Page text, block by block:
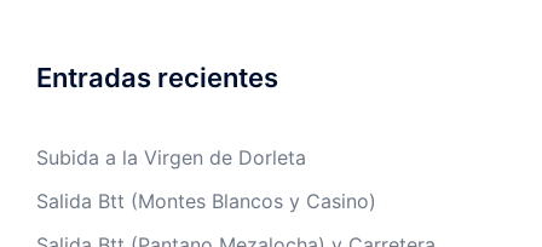
Entradas recientes
Subida a la Virgen de Dorleta
Salida Btt (Montes Blancos y Casino)